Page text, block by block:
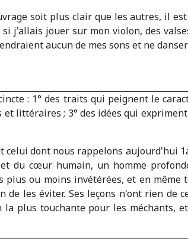
soit plus clair que les autres, il
j'allais jouer sur mon violon, des
aucun de mes sons et ne
: 1° des traits qui peignent le
littéraires ; 3° des idées qui
celui dont nous rappelons aujourd'hui
du cœur humain, un homme
ou moins invétérées, et en
les éviter. Ses leçons n'ont rien de
plus touchante pour les méchants,